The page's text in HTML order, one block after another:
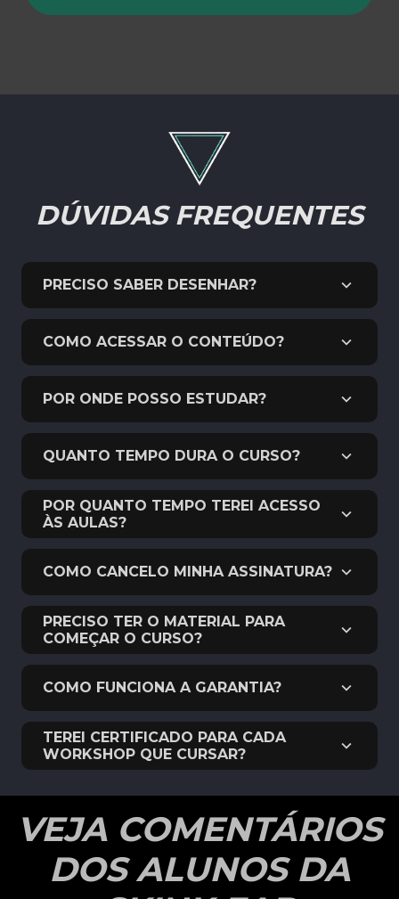
DÚVIDAS FREQUENTES
PRECISO SABER DESENHAR?
COMO ACESSAR O CONTEÚDO?
POR ONDE POSSO ESTUDAR?
QUANTO TEMPO DURA O CURSO?
POR QUANTO TEMPO TEREI ACESSO
ÀS AULAS?
COMO CANCELO MINHA ASSINATURA?
PRECISO TER O MATERIAL PARA
COMEÇAR O CURSO?
COMO FUNCIONA A GARANTIA?
TEREI CERTIFICADO PARA CADA
WORKSHOP QUE CURSAR?
VEJA COMENTÁRIOS
DOS ALUNOS DA